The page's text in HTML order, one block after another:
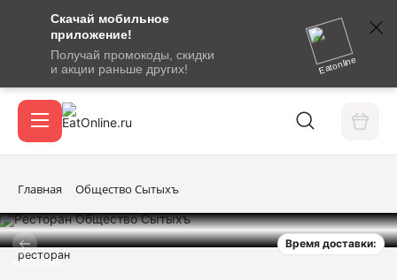
Скачай мобильное
приложение!
Получай промокоды, скидки
и акции раньше других!
Eatonline
сообщение
кодом
подтверждения
Вход / регистрация
Акции
Главная Общество Сытыхъ
Время доставки:
Ресторан
ресторан